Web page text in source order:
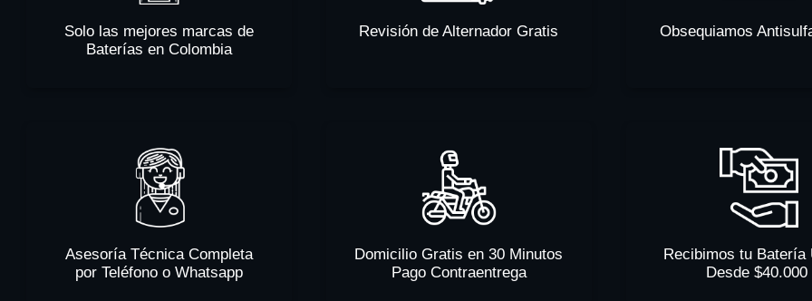
Solo las mejores marcas de
Baterías en Colombia
Revisión de Alternador Gratis Obsequiamos
Asesoría Técnica Completa
por Teléfono o Whatsapp
Domicilio Gratis en 30 Minutos
Pago Contraentrega
Recibimos tu Batería
Desde $40.000